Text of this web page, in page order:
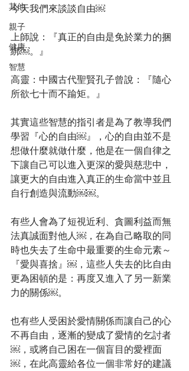
其他
親子
健康
智慧
今天我們來談談自由￼
上師說：『真正的自由是免於業力的捆
綁￼。』
高靈：中國古代聖賢孔子曾說：『隨心
所欲七十而不踰矩。』
其實這些智慧的指引者是為了教導我們
學習『心的自由￼』，心的自由並不是
想做什麼就做什麼，他是在一個自律之
下讓自己可以進入更深的愛與慈悲中，
讓更大的自由進入真正的生命當中並且
自行創造與流動￼￼。
有些人會為了短視近利、貪圖利益而無
法真誠面對他人￼，在為自己略取的同
時也失去了生命中最重要的生命元素～
『愛與喜捨』￼，這些人失去的比自由
更為困頓的是：再度又進入了另一新業
力的關係￼。
也有些人受困於愛情關係而讓自己的心
不再自由，逐漸的變成了愛情的乞討者
￼，或將自己困在一個盲目的愛裡面
￼，在此高靈給各位一個非常好的建議